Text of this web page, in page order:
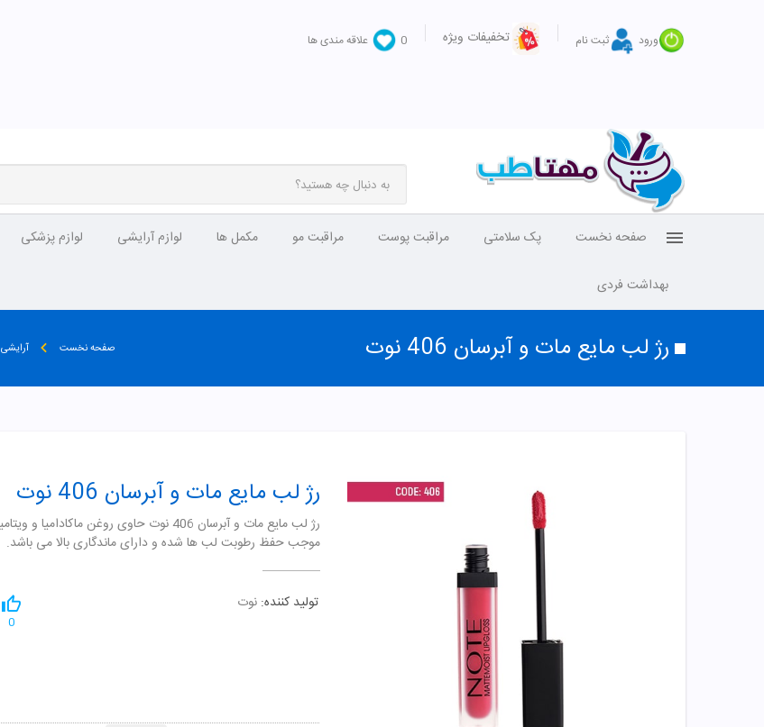
ورود ثبت نام تخفیفات ویژه 0 علاقه مندی ها
صفحه نخست پک سلامتی مراقبت پوست مراقبت مو مکمل ها لوازم آرایشی لوازم پزشکی
بهداشت فردی
رژ لب مایع مات و آبرسان 406 نوت صفحه نخست آرایشی
رژ لب مایع مات و آبرسان 406 نوت
موجب حفظ رطوبت لب ها شده و دارای ماندگاری بالا می باشد.
تولید کننده: نوت
0